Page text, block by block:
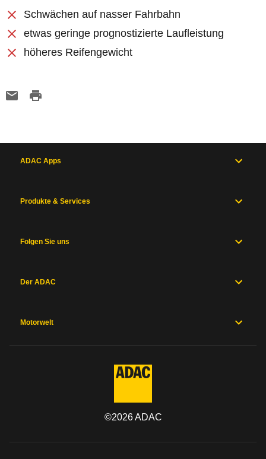
Schwächen auf nasser Fahrbahn
etwas geringe prognostizierte Laufleistung
höheres Reifengewicht
ADAC Apps
Produkte & Services
Folgen Sie uns
Der ADAC
Motorwelt
©2026ADAC